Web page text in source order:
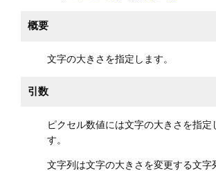
概要
文字の大きさを指定します。
引数
ピクセル数値には文字の大きさを指定
す。
文字列は文字の大きさを変更する文字